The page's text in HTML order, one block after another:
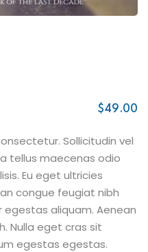
$49.00
Sollicitudin vel
tellus maecenas odio
Eu eget ultricies
congue feugiat nibh
aliquam. Aenean
Nulla eget cras sit
egestas egestas.